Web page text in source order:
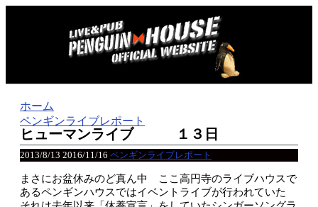
ホーム
ペンギンライブレポート
ヒューマンライブ １３日
2013/8/13 2016/11/16 ペンギンライブレポート
まさにお盆休みのど真ん中 ここ高円寺のライブハウスで
あるペンギンハウスではイベントライブが行われていた